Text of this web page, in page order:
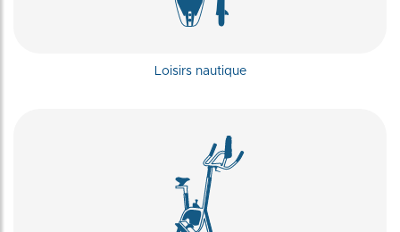
Loisirs nautique